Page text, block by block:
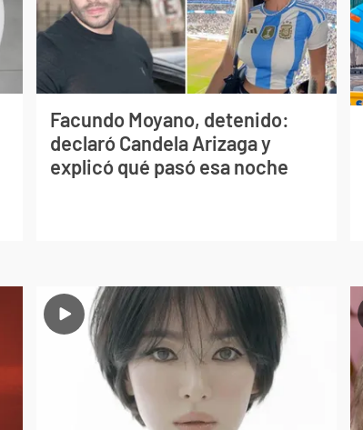
Facundo Moyano, detenido:
declaró Candela Arizaga y
explicó qué pasó esa noche